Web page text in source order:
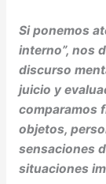
Si ponemos
interno”, nos
discurso
juicio y
comparamos
objetos,
sensaciones
situaciones